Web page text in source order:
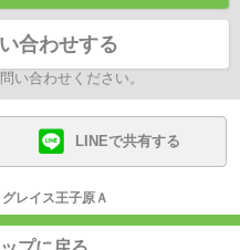
合わせする
い合わせください。
LINEで共有する
グレイス王子原Ａ